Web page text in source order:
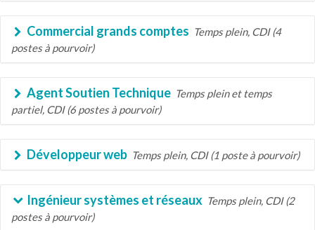
Commercial grands comptes Temps plein, CDI (4
postes à pourvoir)
Agent Soutien Technique Temps plein et temps
partiel, CDI (6 postes à pourvoir)
Développeur web Temps plein, CDI (1 poste à pourvoir)
Ingénieur systèmes et réseaux Temps plein, CDI (2
postes à pourvoir)